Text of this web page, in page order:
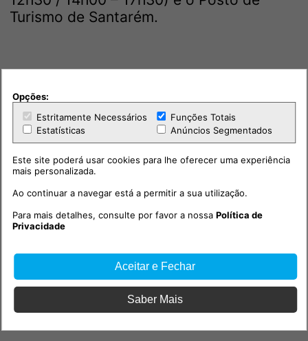
Turismo de Santarém.
Opções:
Estritamente Necessários
Funções Totais
Estatísticas
Anúncios Segmentados
Este site poderá usar cookies para lhe oferecer uma experiência
mais personalizada.
Ao continuar a navegar está a permitir a sua utilização.
Para mais detalhes, consulte por favor a nossaPolítica de
Privacidade
Aceitar e Fechar
Saber Mais